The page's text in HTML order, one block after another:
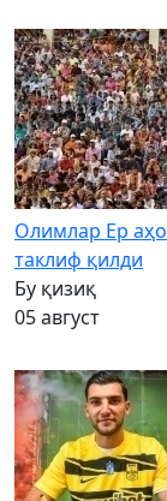
Олимлар Ер
таклиф қилди
Бу қизиқ
05 август